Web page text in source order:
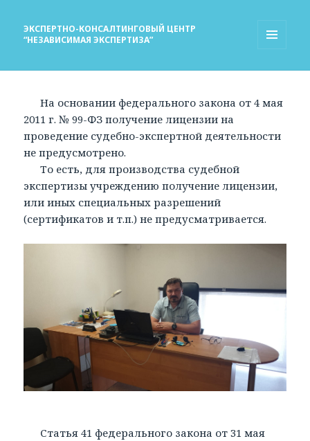
ЭКСПЕРТНО-КОНСАЛТИНГОВЫЙ ЦЕНТР
“НЕЗАВИСИМАЯ ЭКСПЕРТИЗА”
На основании федерального закона от 4 мая
2011 г. № 99-ФЗ получение лицензии на
проведение судебно-экспертной деятельности
не предусмотрено.
То есть, для производства судебной
экспертизы учреждению получение лицензии,
или иных специальных разрешений
(сертификатов и т.п.) не предусматривается.
Статья 41 федерального закона от 31 мая